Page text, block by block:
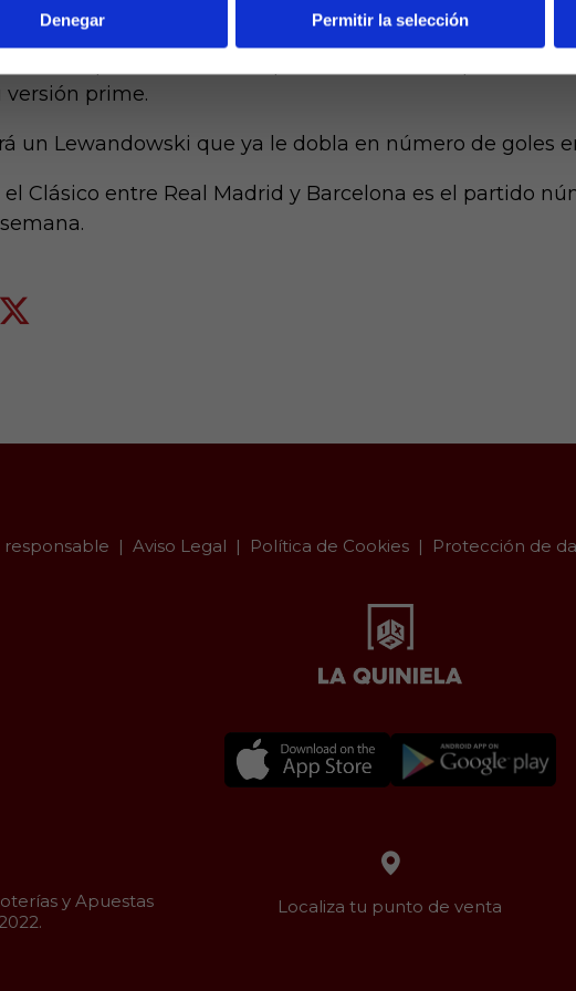
Denegar Permitir la selección
aprender a vivir con esta situación y compartir el
una oportunidad única para reafirmar su apuesta de
versión prime.
un Lewandowski que ya le dobla en número de goles
Clásico entre Real Madrid y Barcelona es el partido
Aviso Legal Política de Cookies Protección de
y Apuestas
Localiza tu punto de venta